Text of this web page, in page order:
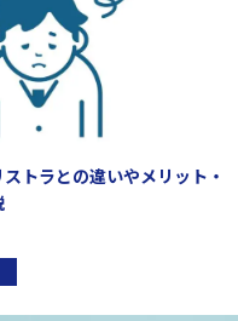
トラとの違いやメリット・